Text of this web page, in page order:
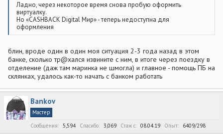
Ладно, через некоторое время снова пробую оформить
виртуалку.
Но «CASHBACK Digital Мир» - теперь недоступна для
оформления
блин, вроде один в один моя ситуация 2-3 года назад в этом
банке, сколько тр@хался извините с ним, в итоге через поездку в
отделение (даж там маринка не шмогла) и главное - помощь ПБ на
склянках, удалось как-то начать с банком работать
Bankov
Мастер
Сообщения
5,594 Спасибо 3,069 Стаж c 08.04.19 Опыт 6409/298